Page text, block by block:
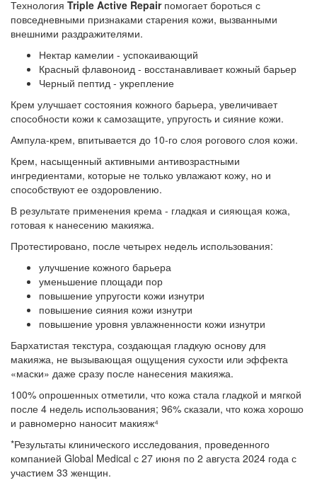
Технология Triple Active Repair помогает бороться с
повседневными признаками старения кожи, вызванными
внешними раздражителями.
Нектар камелии - успокаивающий
Красный флавоноид - восстанавливает кожный барьер
Черный пептид - укрепление
Крем улучшает состояния кожного барьера, увеличивает
способности кожи к самозащите, упругость и сияние кожи.
Ампула-крем, впитывается до 10-го слоя рогового слоя кожи.
Крем, насыщенный активными антивозрастными
ингредиентами, которые не только увлажают кожу, но и
способствуют ее оздоровлению.
В результате применения крема - гладкая и сияющая кожа,
готовая к нанесению макияжа.
Протестировано, после четырех недель использования:
улучшение кожного барьера
уменьшение площади пор
повышение упругости кожи изнутри
повышение сияния кожи изнутри
повышение уровня увлажненности кожи изнутри
Бархатистая текстура, создающая гладкую основу для
макияжа, не вызывающая ощущения сухости или эффекта
«маски» даже сразу после нанесения макияжа.
100% опрошенных отметили, что кожа стала гладкой и мягкой
после 4 недель использования; 96% сказали, что кожа хорошо
и равномерно наносит макияж⁴
*Результаты клинического исследования, проведенного
компанией Global Medical с 27 июня по 2 августа 2024 года с
участием 33 женщин.